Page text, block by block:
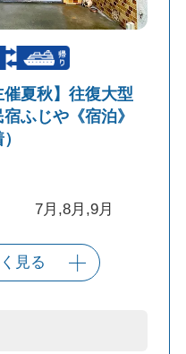
催夏秋】往復大型
ふじや《宿泊》
7月,8月,9月
東京（竹芝客船
見る